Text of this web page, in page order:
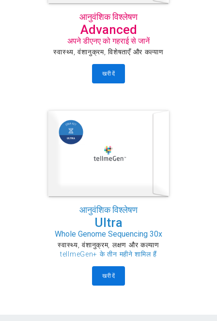
आनुवंशिक विश्लेषण
Advanced
अपने डीएनए को गहराई से जानें
स्वास्थ्य, वंशानुक्रम, विशेषताएँ और कल्याण
खरीदें
आनुवंशिक विश्लेषण
Ultra
Whole Genome Sequencing 30x
स्वास्थ्य, वंशानुक्रम, लक्षण और कल्याण
tellmeGen+ के तीन महीने शामिल हैं
खरीदें